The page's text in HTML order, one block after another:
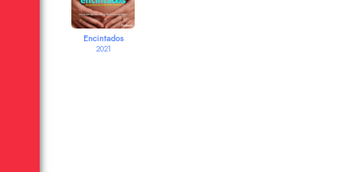
Encintados
2021